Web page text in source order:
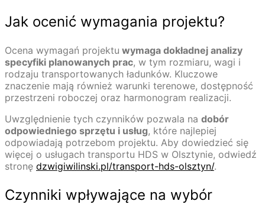
Jak ocenić wymagania projektu?
Ocena wymagań projektu wymaga dokładnej analizy
specyfiki planowanych prac, w tym rozmiaru, wagi i
rodzaju transportowanych ładunków. Kluczowe
znaczenie mają również warunki terenowe, dostępność
przestrzeni roboczej oraz harmonogram realizacji.
Uwzględnienie tych czynników pozwala na dobór
odpowiedniego sprzętu i usług, które najlepiej
odpowiadają potrzebom projektu. Aby dowiedzieć się
więcej o usługach transportu HDS w Olsztynie, odwiedź
stronę dzwigiwilinski.pl/transport-hds-olsztyn/.
Czynniki wpływające na wybór